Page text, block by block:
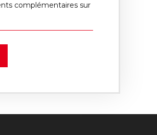
complémentaires sur